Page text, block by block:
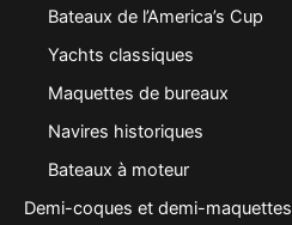
Bateaux de l’America’s Cup
Yachts classiques
Maquettes de bureaux
Navires historiques
Bateaux à moteur
Demi-coques et demi-maquettes